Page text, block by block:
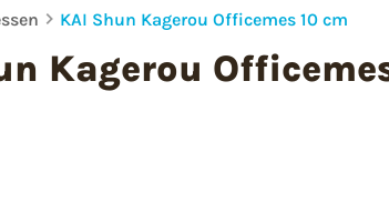
KAI Shun Kagerou Officemes 10 cm
Kagerou